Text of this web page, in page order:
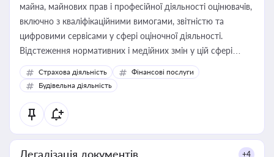
майна, майнових прав і професійної діяльності оцінювачів,
включно з кваліфікаційними вимогами, звітністю та
цифровими сервісами у сфері оціночної діяльності.
Відстеження нормативних і медійних змін у цій сфері
корисне для власника бізнесу, керівника, юриста або
бухгалтера під час оподаткування, приватизації, оренди
державного майна, корпоративних угод і перевірки
статусу суб'єктів оціночної діяльності
Страхова діяльність
Фінансові послуги
Будівельна діяльність
Легалізація документів +4